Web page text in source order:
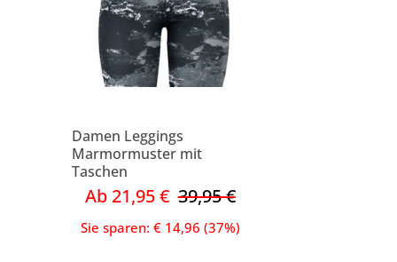
Damen Leggings
Marmormuster mit
Taschen
Ab 21,95 €39,95 €
Sie sparen: € 14,96 (37%)